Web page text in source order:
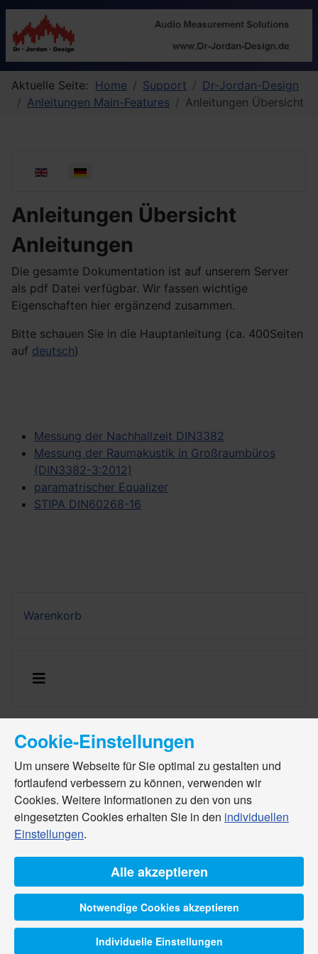
Aktuelle Seite: Home Support
Dr-Jordan-Design
Anleitungen Main-Features
Anleitungen Übersicht
Sprache auswählen
Anleitungen Übersicht
Anleitungen
Die gesamte Dokumentation ist auf unserem Server
als pdf Datei verfügbar. Wir fassen wichtige
Eigenschaften hier ergänzend zusammen.
Bitte schauen Sie in die Hauptanleitung (ca. 400Seiten
auf deutsch)
Messung der Nachhallzeit DIN3382
Messung der Raumakustik in Großraumbüros
(DIN3382-3:2012)
paramatrischer Equalizer
STIPA DIN60268-16
Warenkorb
Cookie-Einstellungen
Um unsere Webseite für Sie optimal zu gestalten und
fortlaufend verbessern zu können, verwenden wir
Cookies. Weitere Informationen zu den von uns
eingesetzten Cookies erhalten Sie in den individuellen
Einstellungen.
Alle akzeptieren
Notwendige Cookies akzeptieren
Individuelle Einstellungen